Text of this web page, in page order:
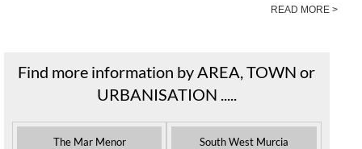
READ MORE >
Find more information by AREA, TOWN or
URBANISATION .....
The Mar Menor South West Murcia